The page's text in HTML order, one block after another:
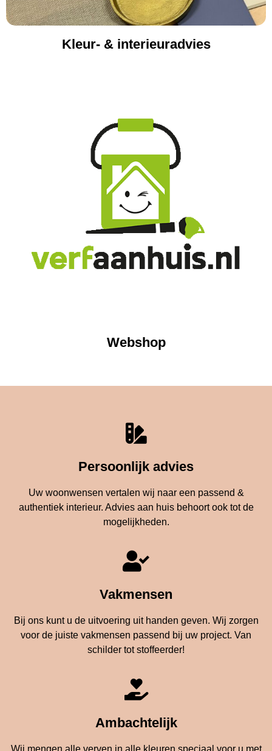
Kleur- & interieuradvies
Webshop
Persoonlijk advies
Uw woonwensen vertalen wij naar een passend &
authentiek interieur. Advies aan huis behoort ook tot de
mogelijkheden.
Vakmensen
Bij ons kunt u de uitvoering uit handen geven. Wij zorgen
voor de juiste vakmensen passend bij uw project. Van
schilder tot stoffeerder!
Ambachtelijk
Wij mengen alle verven in alle kleuren speciaal voor u met